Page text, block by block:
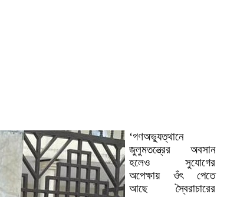
‘গণঅভ্যুত্থানে
জুলুমতন্ত্রের অবসান
হলেও সুযোগের
অপেক্ষায় ওঁৎ পেতে
আছে স্বৈরাচারের